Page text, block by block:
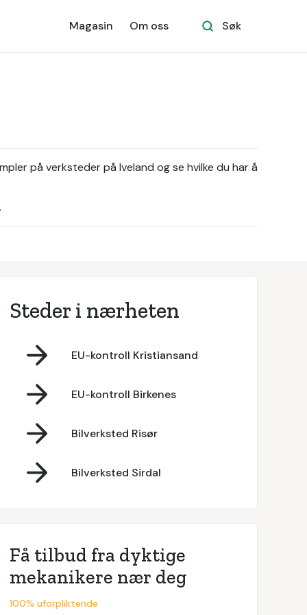
Magasin Om oss Søk
på verksteder på Iveland og se hvilke du har å
Steder i nærheten
EU-kontroll Kristiansand
EU-kontroll Birkenes
Bilverksted Risør
Bilverksted Sirdal
Få tilbud fra dyktige
mekanikere nær deg
100% uforpliktende